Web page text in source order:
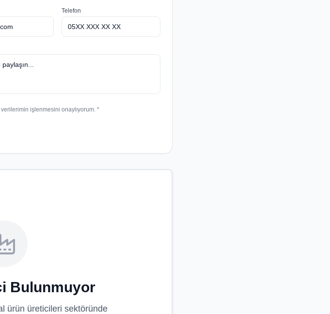
Telefon
verilerimin işlenmesini onaylıyorum. *
Bulunmuyor
ürün üreticileri sektöründe